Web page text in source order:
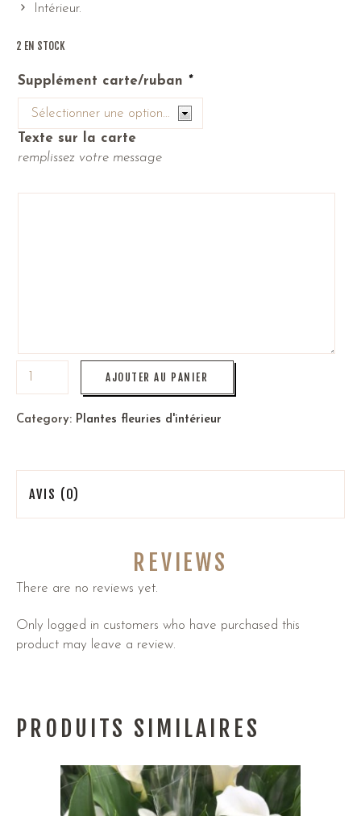
Intérieur.
2 EN STOCK
Supplément carte/ruban *
Texte sur la carte
remplissez votre message
AJOUTER AU PANIER
Category: Plantes fleuries d'intérieur
AVIS (0)
REVIEWS
There are no reviews yet.
Only logged in customers who have purchased this
product may leave a review.
PRODUITS SIMILAIRES